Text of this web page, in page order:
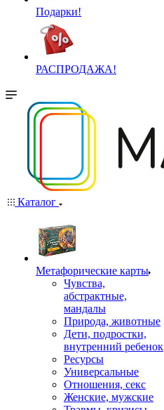
Подарки!
РАСПРОДАЖА!
Каталог
Mетафорические карты
Чувства,
абстрактные,
мандалы
Природа, животные
Дети, подростки,
внутренний ребенок
Ресурсы
Универсальные
Отношения, секс
Женские, мужские